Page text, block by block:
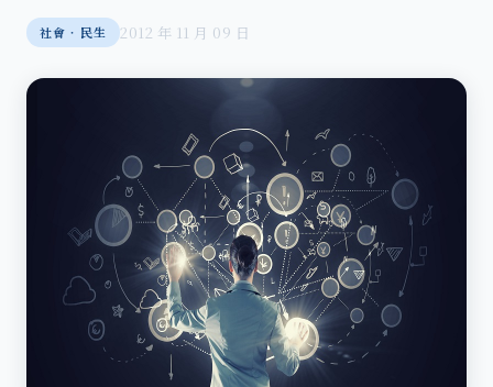
社會‧民生 2012 年 11 月 09 日